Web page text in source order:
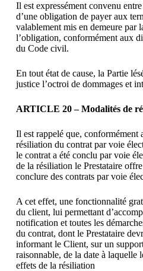
Il est expressément convenu
d’une obligation de payer aux
valablement mis en demeure par
l’obligation, conformément aux
du Code civil.
En tout état de cause, la Partie
justice l’octroi de dommages et
ARTICLE 20 – Modalités de
Il est rappelé que, conformément
résiliation du contrat par voie
le contrat a été conclu par voie
de la résiliation le Prestataire
conclure des contrats par voie
A cet effet, une fonctionnalité
du client, lui permettant
notification et toutes les
du contrat, dont le Prestataire
informant le Client, sur un
raisonnable, de la date à laquelle
effets de la résiliation